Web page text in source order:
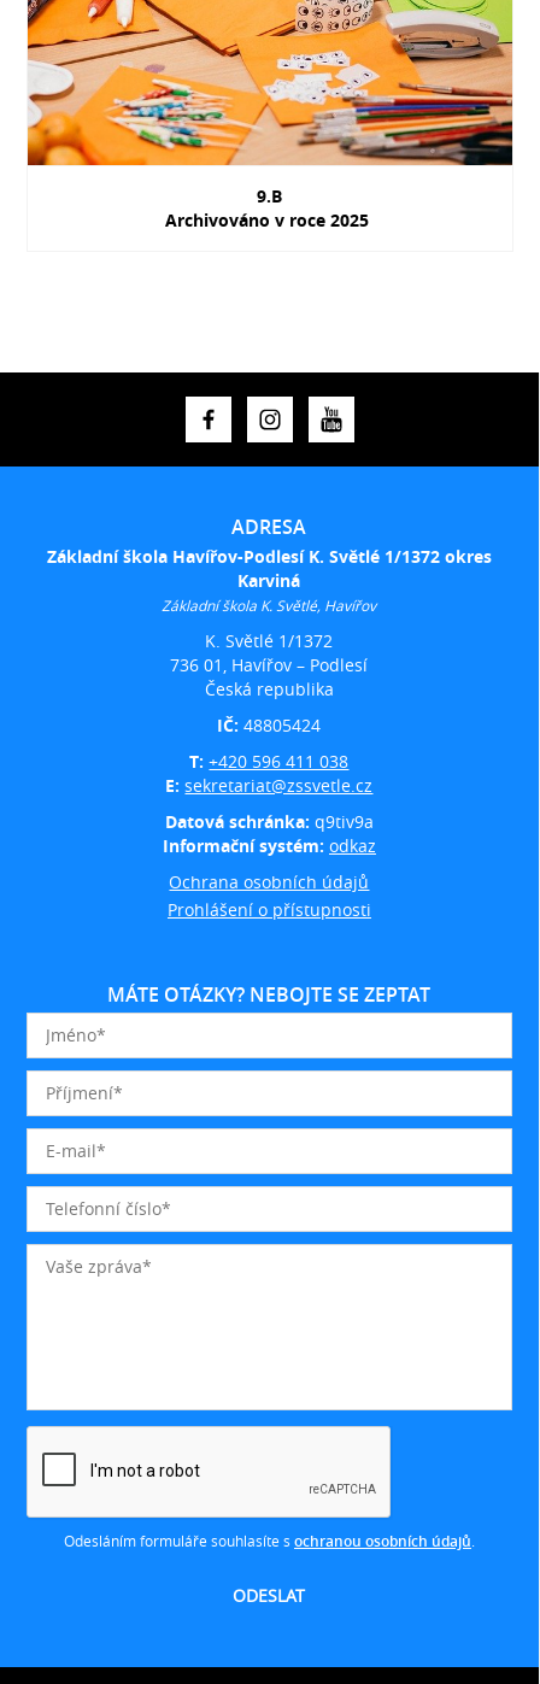
9.B
Archivováno v roce 2025
ADRESA
Základní škola Havířov-Podlesí K. Světlé 1/1372 okres
Karviná
Základní škola K. Světlé, Havířov
K. Světlé 1/1372
736 01, Havířov – Podlesí
Česká republika
IČ:48805424
T:+420 596 411 038
E:sekretariat@zssvetle.cz
Datová schránka: q9tiv9a
Informační systém: odkaz
Ochrana osobních údajů
Prohlášení o přístupnosti
MÁTE OTÁZKY? NEBOJTE SE ZEPTAT
Odesláním formuláře souhlasíte s ochranou osobních údajů